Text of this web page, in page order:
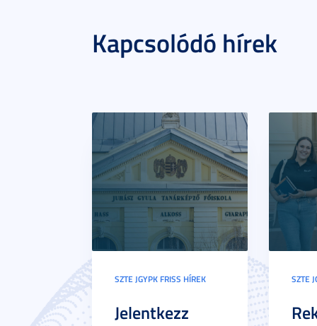
Kapcsolódó hírek
SZTE JGYPK FRISS HÍREK
Jelentkezz
SZTE